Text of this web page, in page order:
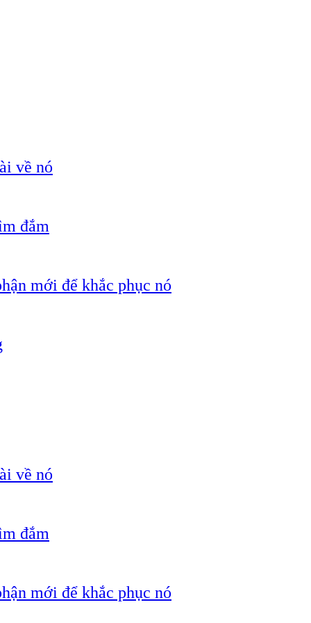
về nó
đắm
mới để khắc phục nó
về nó
đắm
mới để khắc phục nó